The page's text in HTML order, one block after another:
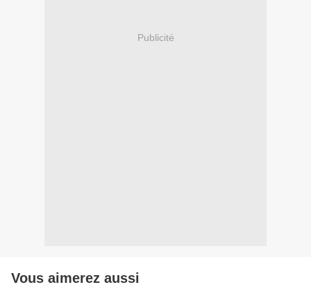
Publicité
Vous aimerez aussi